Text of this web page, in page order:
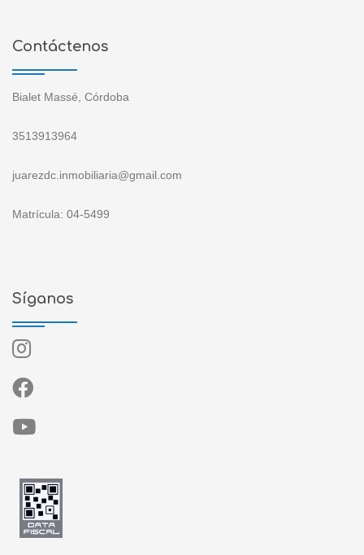
Contáctenos
Bialet Massé, Córdoba
3513913964
juarezdc.inmobiliaria@gmail.com
Matrícula: 04-5499
Síganos